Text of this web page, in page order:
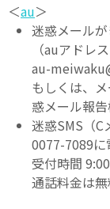
＜au＞
迷惑メール
（auアドレ
au-
もしくは、
惑メール報告
迷惑SMS（
0077-7089に
受付時間
通話料金は無